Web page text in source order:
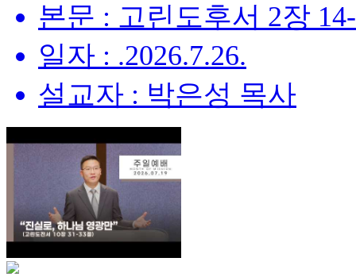
본문 : 고린도후서 2장
일자 : .2026.7.26.
설교자 : 박은성 목사